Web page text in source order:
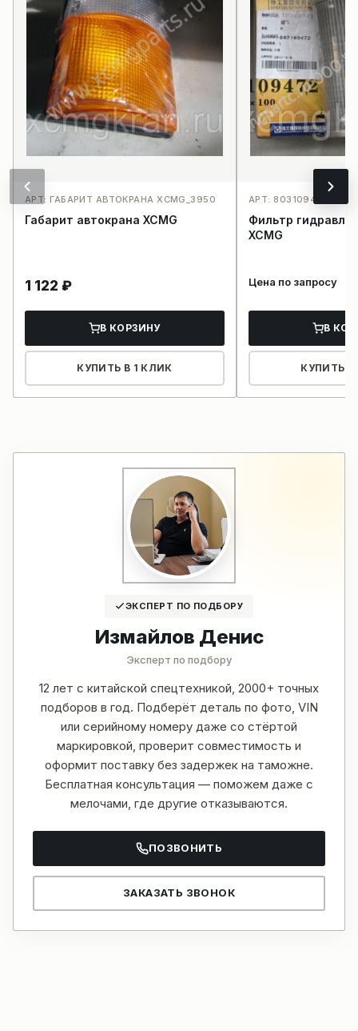
АРТ: ГАБАРИТ АВТОКРАНА XCMG_3950
Габарит автокрана XCMG
1 122 ₽
В КОРЗИНУ
КУПИТЬ В 1 КЛИК
АРТ:
Фильтр
XCMG
Цена по запросу
В
КУПИТЬ В
ЭКСПЕРТ ПО ПОДБОРУ
Измайлов Денис
Эксперт по подбору
12 лет с китайской спецтехникой, 2000+ точных
подборов в год. Подберёт деталь по фото, VIN
или серийному номеру даже со стёртой
маркировкой, проверит совместимость и
оформит поставку без задержек на таможне.
Бесплатная консультация — поможем даже с
мелочами, где другие отказываются.
ПОЗВОНИТЬ
ЗАКАЗАТЬ ЗВОНОК